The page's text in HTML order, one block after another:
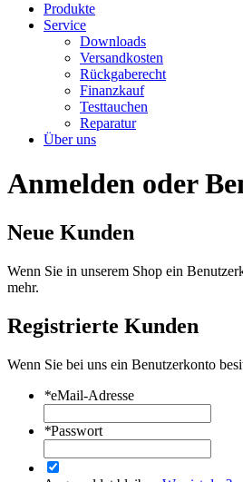
Produkte
Service
Downloads
Versandkosten
Rückgaberecht
Finanzkauf
Testtauchen
Reparatur
Über uns
Anmelden oder
Neue Kunden
Wenn Sie in unserem Shop ein
mehr.
Registrierte Kunden
Wenn Sie bei uns ein Benutzerkonto
*eMail-Adresse
*Passwort